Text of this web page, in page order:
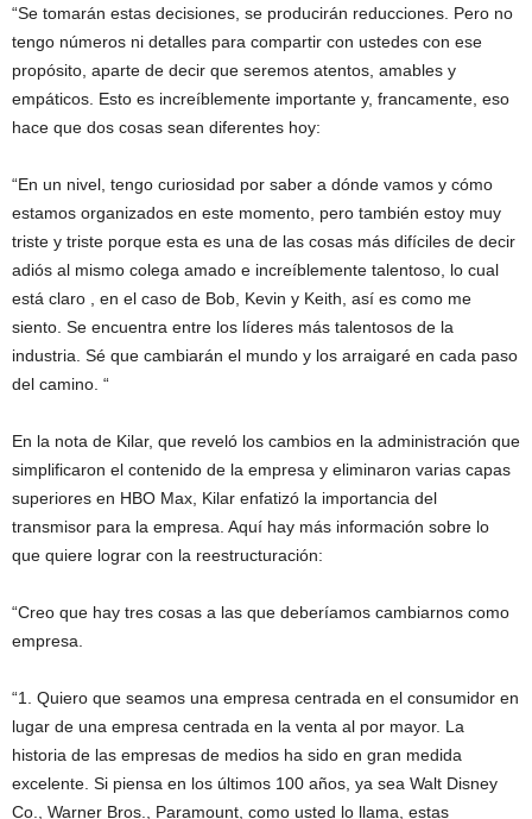
“Se tomarán estas decisiones, se producirán reducciones. Pero no
tengo números ni detalles para compartir con ustedes con ese
propósito, aparte de decir que seremos atentos, amables y
empáticos. Esto es increíblemente importante y, francamente, eso
hace que dos cosas sean diferentes hoy:
“En un nivel, tengo curiosidad por saber a dónde vamos y cómo
estamos organizados en este momento, pero también estoy muy
triste y triste porque esta es una de las cosas más difíciles de decir
adiós al mismo colega amado e increíblemente talentoso, lo cual
está claro , en el caso de Bob, Kevin y Keith, así es como me
siento. Se encuentra entre los líderes más talentosos de la
industria. Sé que cambiarán el mundo y los arraigaré en cada paso
del camino. “
En la nota de Kilar, que reveló los cambios en la administración que
simplificaron el contenido de la empresa y eliminaron varias capas
superiores en HBO Max, Kilar enfatizó la importancia del
transmisor para la empresa. Aquí hay más información sobre lo
que quiere lograr con la reestructuración:
“Creo que hay tres cosas a las que deberíamos cambiarnos como
empresa.
“1. Quiero que seamos una empresa centrada en el consumidor en
lugar de una empresa centrada en la venta al por mayor. La
historia de las empresas de medios ha sido en gran medida
excelente. Si piensa en los últimos 100 años, ya sea Walt Disney
Co., Warner Bros., Paramount, como usted lo llama, estas